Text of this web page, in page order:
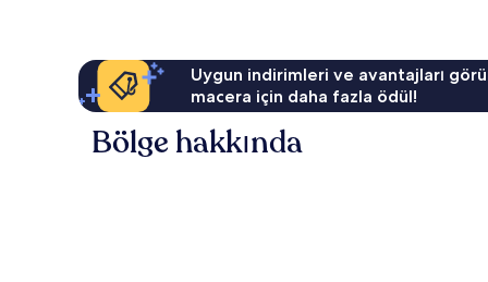
Uygun indirimleri ve avantajları
macera için daha fazla ödül!
Bölge hakkında